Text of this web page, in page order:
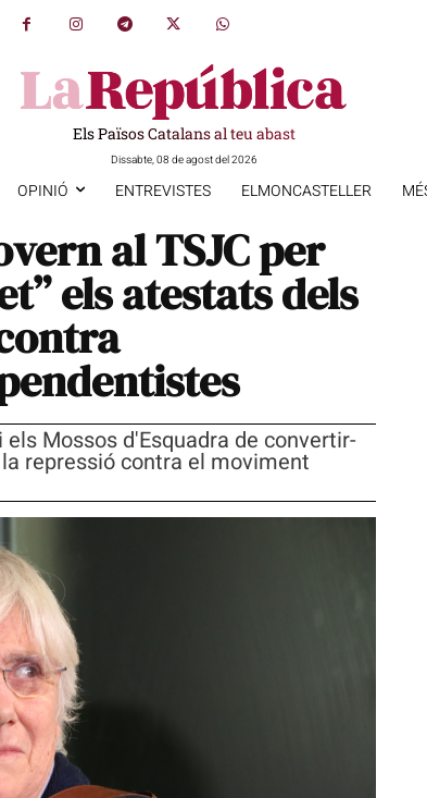
Els Països Catalans al teu abast
Dissabte, 08 de agost del 2026
OPINIÓ ENTREVISTES ELMONCASTELLER
al TSJC per
els atestats dels
Mossos d'Esquadra de convertir-
repressió contra el moviment